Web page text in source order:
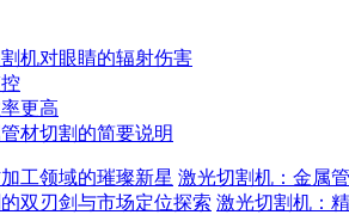
机对眼睛的辐射伤害
更高
材切割的简要说明
激光切割机：金属
激光切割机：